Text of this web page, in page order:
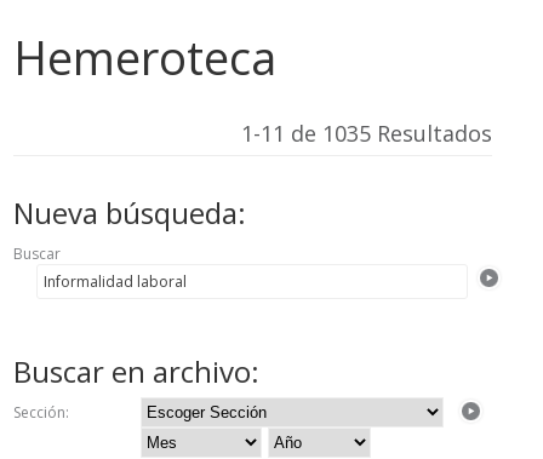
Hemeroteca
1-11 de 1035 Resultados
Nueva búsqueda:
Buscar
Buscar en archivo:
Sección: